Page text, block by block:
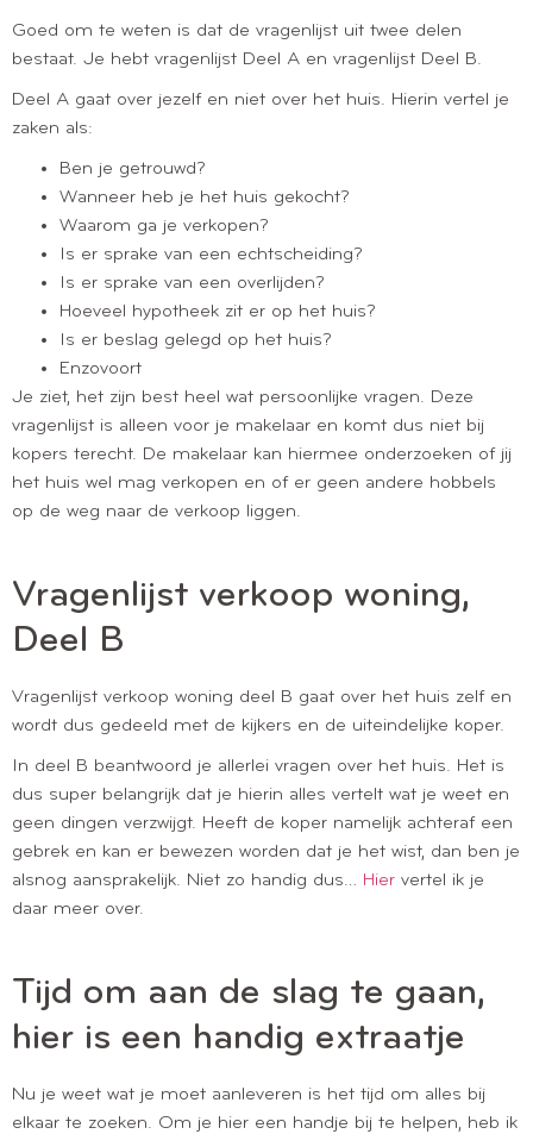
Goed om te weten is dat de vragenlijst uit twee delen
bestaat. Je hebt vragenlijst Deel A en vragenlijst Deel B.
Deel A gaat over jezelf en niet over het huis. Hierin vertel je
zaken als:
Ben je getrouwd?
Wanneer heb je het huis gekocht?
Waarom ga je verkopen?
Is er sprake van een echtscheiding?
Is er sprake van een overlijden?
Hoeveel hypotheek zit er op het huis?
Is er beslag gelegd op het huis?
Enzovoort
Je ziet, het zijn best heel wat persoonlijke vragen. Deze
vragenlijst is alleen voor je makelaar en komt dus niet bij
kopers terecht. De makelaar kan hiermee onderzoeken of jij
het huis wel mag verkopen en of er geen andere hobbels
op de weg naar de verkoop liggen.
Vragenlijst verkoop woning,
Deel B
Vragenlijst verkoop woning deel B gaat over het huis zelf en
wordt dus gedeeld met de kijkers en de uiteindelijke koper.
In deel B beantwoord je allerlei vragen over het huis. Het is
dus super belangrijk dat je hierin alles vertelt wat je weet en
geen dingen verzwijgt. Heeft de koper namelijk achteraf een
gebrek en kan er bewezen worden dat je het wist, dan ben je
alsnog aansprakelijk. Niet zo handig dus… Hier vertel ik je
daar meer over.
Tijd om aan de slag te gaan,
hier is een handig extraatje
Nu je weet wat je moet aanleveren is het tijd om alles bij
elkaar te zoeken. Om je hier een handje bij te helpen, heb ik